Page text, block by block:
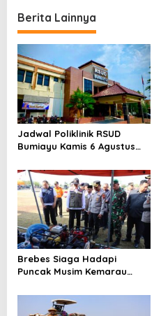
Berita Lainnya
Jadwal Poliklinik RSUD
Bumiayu Kamis 6 Agustus
Dokter Sebelum Berkunjung
Brebes Siaga Hadapi
Puncak Musim Kemarau
Kesiapsiagaan Bencana dan
Karhutla